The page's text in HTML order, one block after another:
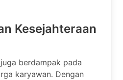
Kesejahteraan
berdampak pada
karyawan. Dengan